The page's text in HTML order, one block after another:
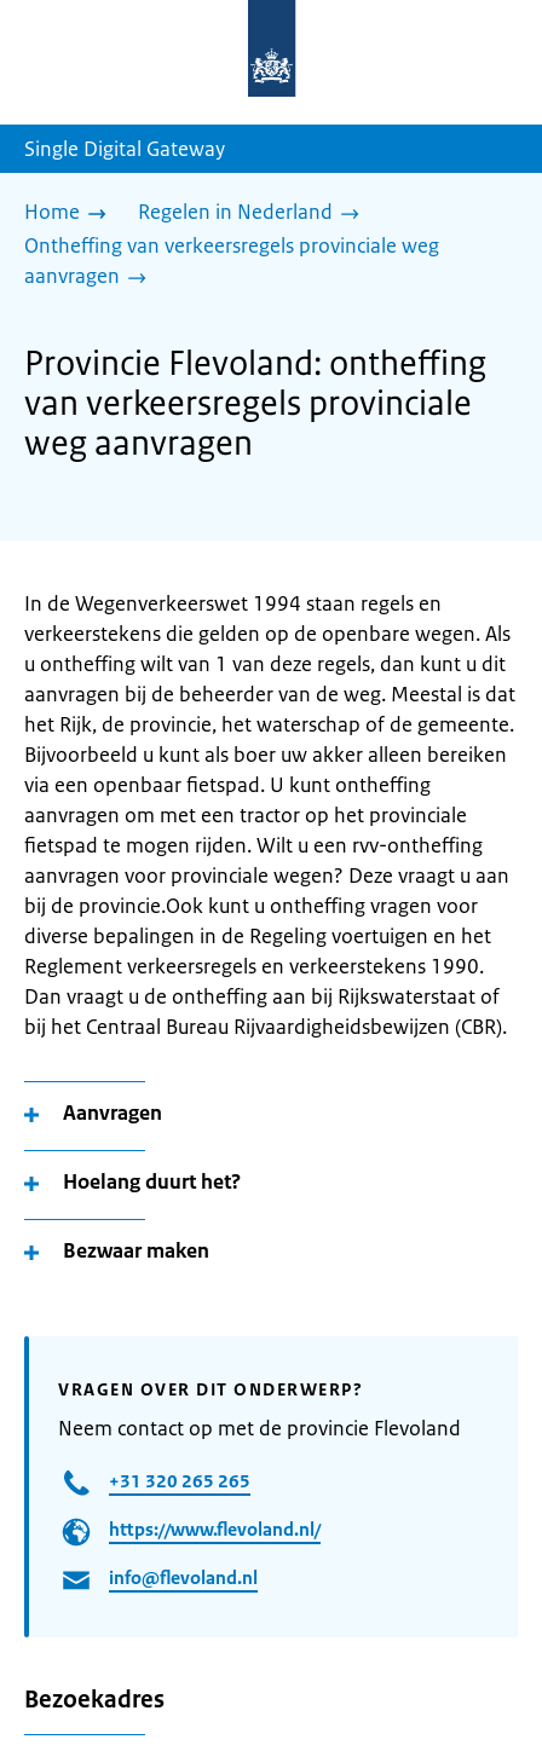
homepage
Single Digital Gateway
Home
Regelen in Nederland
Ontheffing van verkeersregels provinciale weg
aanvragen
Provincie Flevoland: ontheffing
van verkeersregels provinciale
weg aanvragen
In de Wegenverkeerswet 1994 staan regels en
verkeerstekens die gelden op de openbare wegen. Als
u ontheffing wilt van 1 van deze regels, dan kunt u dit
aanvragen bij de beheerder van de weg. Meestal is dat
het Rijk, de provincie, het waterschap of de gemeente.
Bijvoorbeeld u kunt als boer uw akker alleen bereiken
via een openbaar fietspad. U kunt ontheffing
aanvragen om met een tractor op het provinciale
fietspad te mogen rijden. Wilt u een rvv-ontheffing
aanvragen voor provinciale wegen? Deze vraagt u aan
bij de provincie.Ook kunt u ontheffing vragen voor
diverse bepalingen in de Regeling voertuigen en het
Reglement verkeersregels en verkeerstekens 1990.
Dan vraagt u de ontheffing aan bij Rijkswaterstaat of
bij het Centraal Bureau Rijvaardigheidsbewijzen (CBR).
Aanvragen
Hoelang duurt het?
Bezwaar maken
VRAGEN OVER DIT ONDERWERP?
Neem contact op met de provincie Flevoland
+31 320 265 265
https://www.flevoland.nl/
info@flevoland.nl
Bezoekadres